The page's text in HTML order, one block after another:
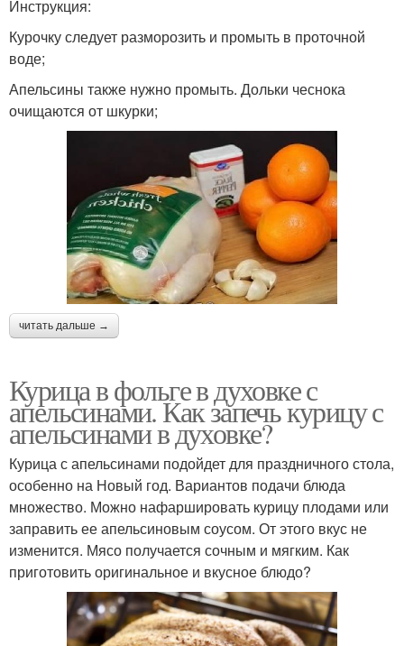
Инструкция:
Курочку следует разморозить и промыть в проточной
воде;
Апельсины также нужно промыть. Дольки чеснока
очищаются от шкурки;
читать дальше →
Курица в фольге в духовке с
апельсинами. Как запечь курицу с
апельсинами в духовке?
Курица с апельсинами подойдет для праздничного стола,
особенно на Новый год. Вариантов подачи блюда
множество. Можно нафаршировать курицу плодами или
заправить ее апельсиновым соусом. От этого вкус не
изменится. Мясо получается сочным и мягким. Как
приготовить оригинальное и вкусное блюдо?